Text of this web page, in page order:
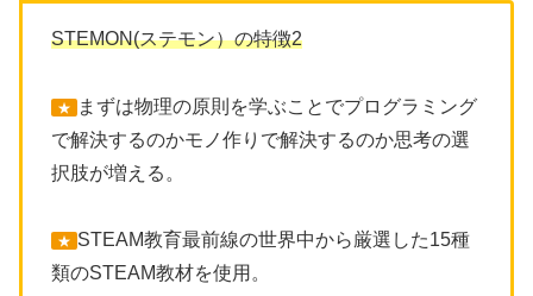
STEMON(ステモン）の特徴2
★
まずは物理の原則を学ぶことでプログラミング
で解決するのかモノ作りで解決するのか思考の選
択肢が増える。
★ STEAM教育最前線の世界中から厳選した15種
類のSTEAM教材を使用。